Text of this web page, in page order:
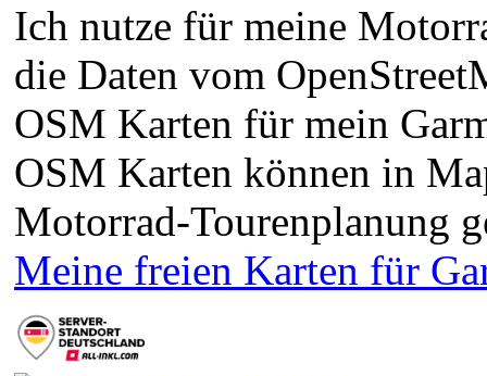
Ich nutze für meine
die Daten vom
OSM Karten für mein
OSM Karten können in
Motorrad-Tourenplanung
Meine freien Karten für